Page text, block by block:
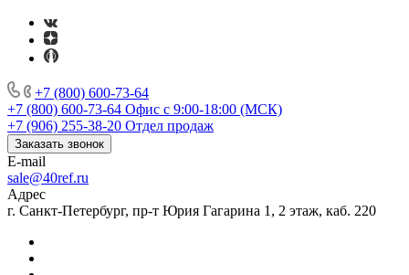
+7 (800) 600-73-64
+7 (800) 600-73-64 Офис с 9:00-18:00 (МСК)
+7 (906) 255-38-20 Отдел продаж
Заказать звонок
E-mail
sale@40ref.ru
Адрес
г. Санкт-Петербург, пр-т Юрия Гагарина 1, 2 этаж, каб. 220